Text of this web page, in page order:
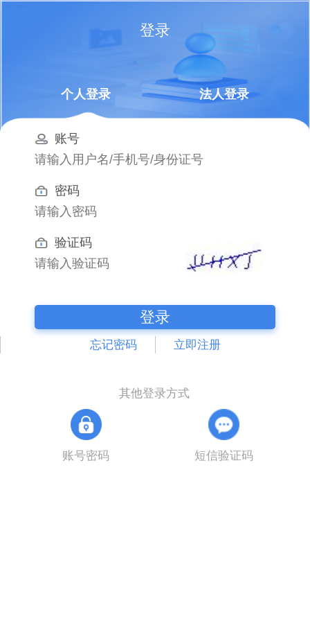
登录
个人登录 法人登录
账号
密码
验证码
登录
忘记密码 立即注册
其他登录方式
账号密码 短信验证码